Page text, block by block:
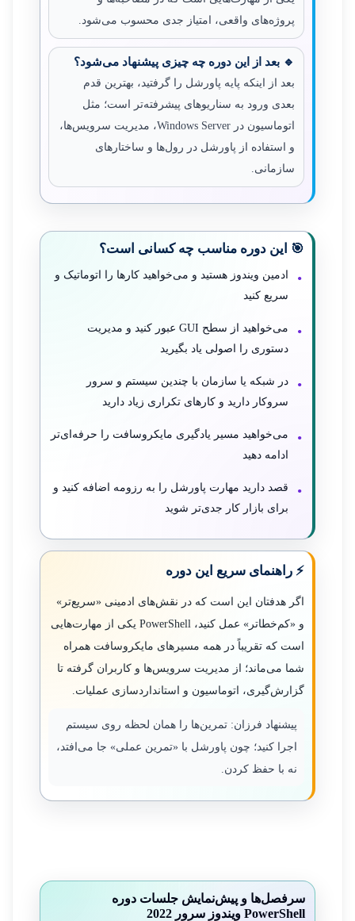
پروژه‌های واقعی، امتیاز جدی محسوب می‌شود.
🔹 بعد از این دوره چه چیزی پیشنهاد می‌شود؟
بعد از اینکه پایه پاورشل را گرفتید، بهترین قدم
بعدی ورود به سناریوهای پیشرفته‌تر است؛ مثل
اتوماسیون در Windows Server، مدیریت سرویس‌ها،
و استفاده از پاورشل در رول‌ها و ساختارهای
سازمانی.
🎯 این دوره مناسب چه کسانی است؟
ادمین ویندوز هستید و می‌خواهید کارها را اتوماتیک و
سریع کنید
می‌خواهید از سطح GUI عبور کنید و مدیریت
دستوری را اصولی یاد بگیرید
در شبکه یا سازمان با چندین سیستم و سرور
سروکار دارید و کارهای تکراری زیاد دارید
می‌خواهید مسیر یادگیری مایکروسافت را حرفه‌ای‌تر
ادامه دهید
قصد دارید مهارت پاورشل را به رزومه اضافه کنید و
برای بازار کار جدی‌تر شوید
⚡ راهنمای سریع این دوره
اگر هدفتان این است که در نقش‌های ادمینی «سریع‌تر»
و «کم‌خطاتر» عمل کنید، PowerShell یکی از مهارت‌هایی
است که تقریباً در همه مسیرهای مایکروسافت همراه
شما می‌ماند؛ از مدیریت سرویس‌ها و کاربران گرفته تا
گزارش‌گیری، اتوماسیون و استانداردسازی عملیات.
پیشنهاد فرزان: تمرین‌ها را همان لحظه روی سیستم
اجرا کنید؛ چون پاورشل با «تمرین عملی» جا می‌افتد،
نه با حفظ کردن.
سرفصل‌ها و پیش‌نمایش جلسات دوره
PowerShell ویندوز سرور 2022